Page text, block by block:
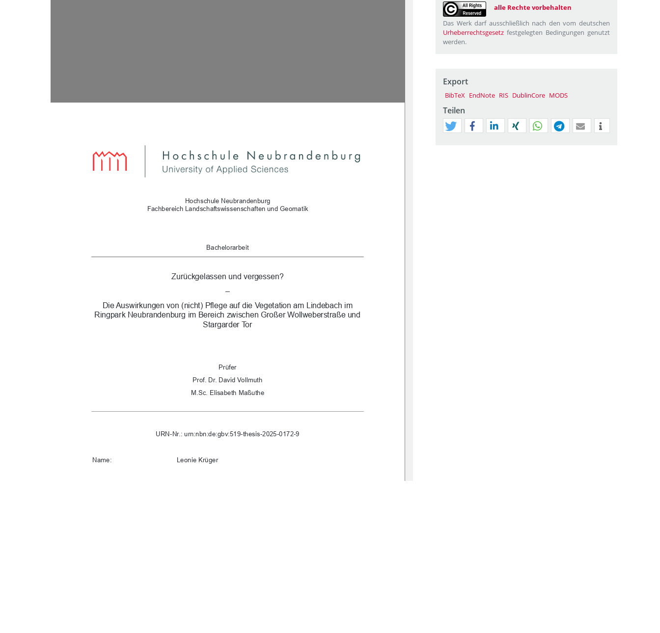
Hochschule Neubrandenburg
Fachbereich Landschaftswissenschaften und Geomatik
Bachelorarbeit
Zurückgelassen und vergessen?
–
Die Auswirkungen von (nicht) Pflege auf die Vegetation am Lindebach im
Ringpark Neubrandenburg im Bereich zwischen Großer Wollweberstraße und
Stargarder Tor
Prüfer
Prof. Dr. David Vollmuth
M.Sc. Elisabeth Maßuthe
URN-Nr.: urn:nbn:de:gbv:519-thesis-2025-0172-9
Name:                                                Leonie            Krüger
alle Rechte vorbehalten
Das Werk darf ausschließlich nach den vom deutschen
Urheberrechtsgesetz festgelegten Bedingungen genutzt
werden.
Export
BibTeX EndNote RIS DublinCore MODS
Teilen